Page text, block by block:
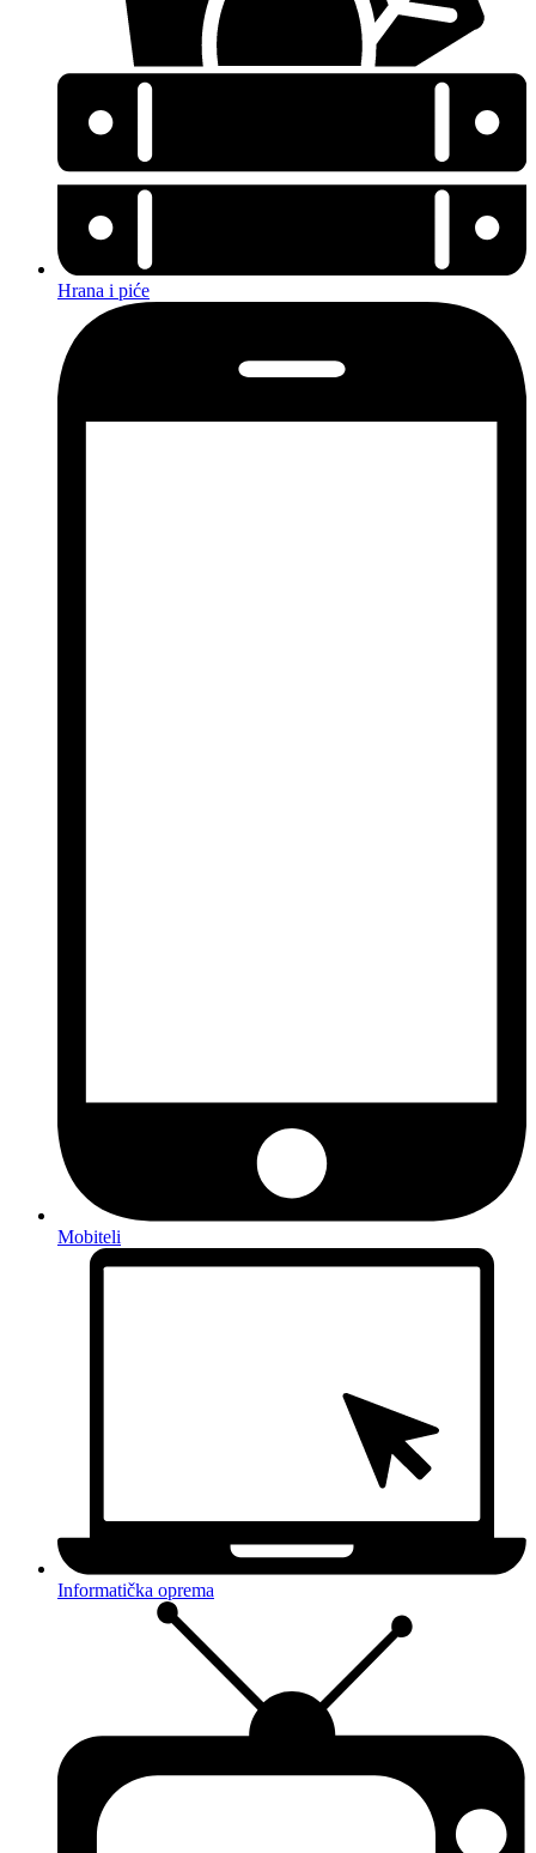
Hrana i piće
Mobiteli
Informatička oprema